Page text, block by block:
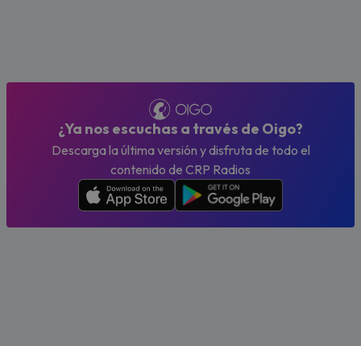
¿Ya nos escuchas a través de Oigo?
Descarga la última versión y disfruta de todo el
contenido de CRP Radios